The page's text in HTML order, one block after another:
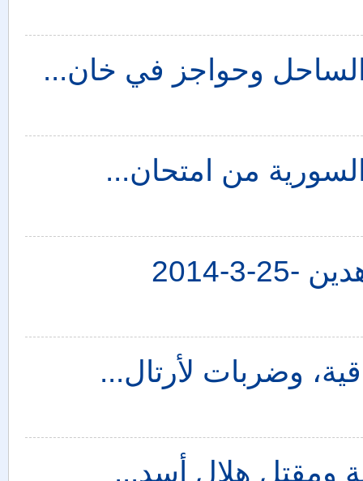
الساحل وحواجز في خان...
من امتحان...
2014
وضربات لأرتال...
ومقتل هلال أسد...